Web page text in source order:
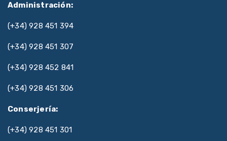
Administración:
(+34) 928 451 394
(+34) 928 451 307
(+34) 928 452 841
(+34) 928 451 306
Conserjería:
(+34) 928 451 301